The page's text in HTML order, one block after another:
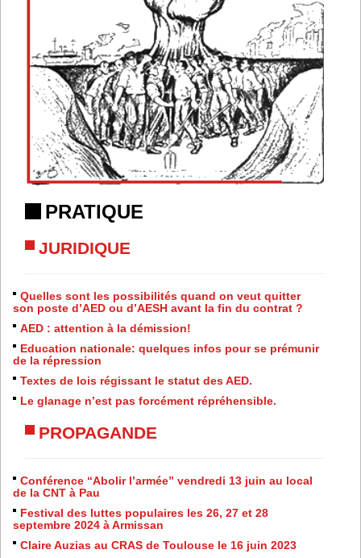
PRATIQUE
JURIDIQUE
Quelles sont les possibilités quand on veut quitter
son poste d’AED ou d’AESH avant la fin du contrat ?
AED : attention à la démission!
Education nationale: quelques infos pour se prémunir
de la répression
Textes de lois régissant le statut des AED.
Le glanage n’est pas forcément répréhensible.
PROPAGANDE
Conférence “Abolir l’armée” vendredi 13 juin au local
de la CNT à Pau
Festival des luttes populaires les 26, 27 et 28
septembre 2024 à Armissan
Claire Auzias au CRAS de Toulouse le 16 juin 2023